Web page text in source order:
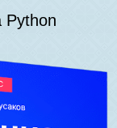
Python